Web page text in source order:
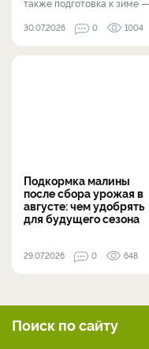
30.07.2026 0 1004
Подкормка малины
после сбора урожая в
августе: чем удобрять
для будущего сезона
29.07.2026 0 648
Поиск по сайту